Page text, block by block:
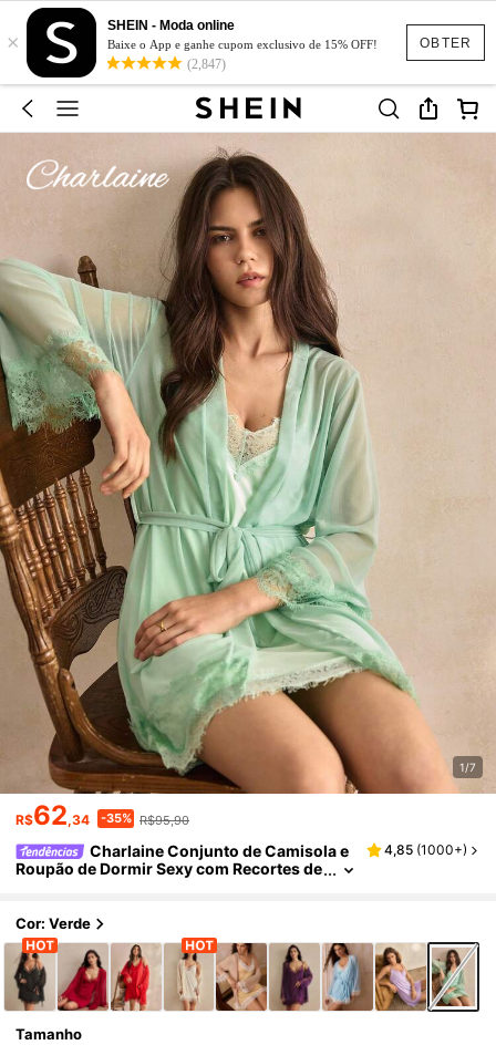
OBTER
×
SHEIN - Moda online
Baixe o App e ganhe cupom exclusivo de 15% OFF!
(2,847)
1/7
R$62,34 -35% R$95,90
Charlaine Conjunto de Camisola e
Roupão de Dormir Sexy com Recortes de
4,85 (1000+)
Cor: Verde
Tamanho